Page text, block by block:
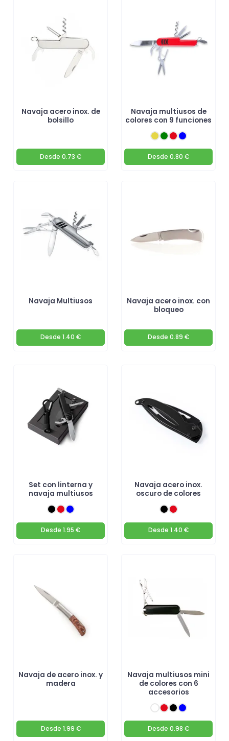
Navaja acero inox. de
bolsillo
Desde 0.73 €
Navaja multiusos de
colores con 9 funciones
Desde 0.80 €
Navaja Multiusos
Desde 1.40 €
Navaja acero inox. con
bloqueo
Desde 0.89 €
Set con linterna y
navaja multiusos
Desde 1.95 €
Navaja acero inox.
oscuro de colores
Desde 1.40 €
Navaja de acero inox. y
madera
Desde 1.99 €
Navaja multiusos mini
de colores con 6
accesorios
Desde 0.98 €